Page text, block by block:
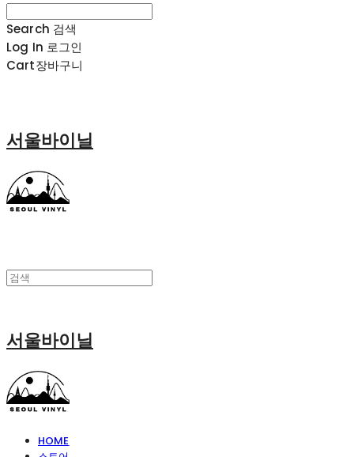
Search 검색
Log In 로그인
Cart장바구니
서울바이닐
서울바이닐
HOME